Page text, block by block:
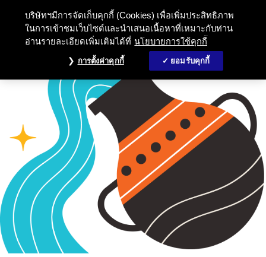
บริษัทฯมีการจัดเก็บคุกกี้ (Cookies) เพื่อเพิ่มประสิทธิภาพ
ในการเข้าชมเว็บไซต์และนำเสนอเนื้อหาที่เหมาะกับท่าน
อ่านรายละเอียดเพิ่มเติมได้ที่ นโยบายการใช้คุกกี้
การตั้งค่าคุกกี้ ยอมรับคุกกี้